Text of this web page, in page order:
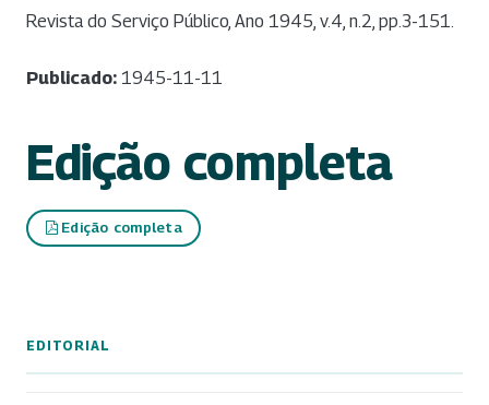
Revista do Serviço Público, Ano 1945, v.4, n.2, pp.3-151.
Publicado: 1945-11-11
Edição completa
Edição completa
EDITORIAL